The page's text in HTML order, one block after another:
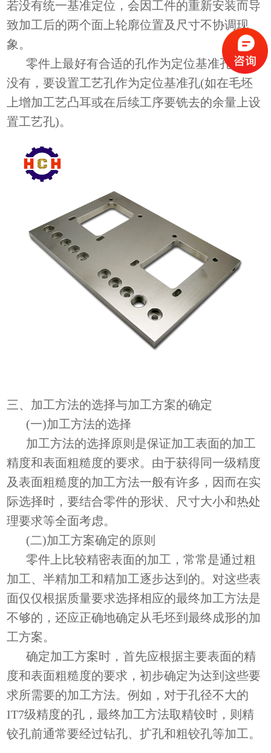
若没有统一基准定位，会因工件的重新安装而导
致加工后的两个面上轮廓位置及尺寸不协调现
象。
零件上最好有合适的孔作为定位基准孔，若
没有，要设置工艺孔作为定位基准孔(如在毛坯
上增加工艺凸耳或在后续工序要铣去的余量上设
置工艺孔)。
三、加工方法的选择与加工方案的确定
(一)加工方法的选择
加工方法的选择原则是保证加工表面的加工
精度和表面粗糙度的要求。由于获得同一级精度
及表面粗糙度的加工方法一般有许多，因而在实
际选择时，要结合零件的形状、尺寸大小和热处
理要求等全面考虑。
(二)加工方案确定的原则
零件上比较精密表面的加工，常常是通过粗
加工、半精加工和精加工逐步达到的。对这些表
面仅仅根据质量要求选择相应的最终加工方法是
不够的，还应正确地确定从毛坯到最终成形的加
工方案。
确定加工方案时，首先应根据主要表面的精
度和表面粗糙度的要求，初步确定为达到这些要
求所需要的加工方法。例如，对于孔径不大的
IT7级精度的孔，最终加工方法取精铰时，则精
铰孔前通常要经过钻孔、扩孔和粗铰孔等加工。